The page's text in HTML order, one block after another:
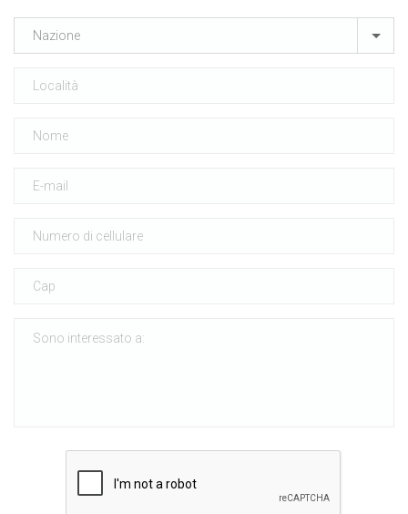
Nazione